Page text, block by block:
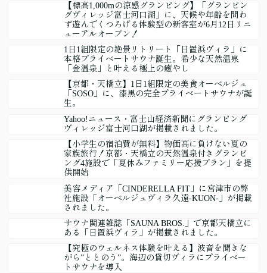
【標高1,000mの涼感グランピング】「グランピン
グヴィレッジ富士河口湖」に、天候や年齢を問わ
ず遊んでくつろげる体験型の新客室が6月12日リニ
ューアルオープン！
1日1組限定の絶景リトリート「日置浜ヴィラ」に
本格プライベートサウナ誕生。希少な天然温泉
「金温泉」と叶える極上の癒やし
【京都・天橋立】1日1組限定の美食オーベルジュ
「SOSO」に、漆黒の完全プライベートサウナが誕
生。
Yahoo!ニュース・富士山経済新聞にグランピング
ヴィレッジ富士河口湖が掲載されました。
【小学生の宿泊費が無料】物価高に負けない夏の
家族旅行！京都・天橋立の天然温泉付きグランピ
ング4施設で「夏休みファミリー応援プラン」を提
供開始
美容メディア「CINDERELLA FIT」に宮津市の弊
社施設「オーベルジュヴィラ久遠-KUON-」が掲載
されました。
サウナ関連雑誌「SAUNA BROS.」で京都天橋立に
ある「日置浜ヴィラ」が掲載されました。
【究極のウェルネス体験を叶える】波音を聞きな
がら”ととのう”。海辺の貸切ヴィラにプライベー
トサウナを導入